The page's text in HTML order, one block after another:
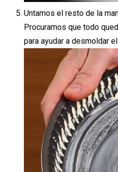
Untamos el resto de la
Procuramos que todo
para ayudar a desmoldar